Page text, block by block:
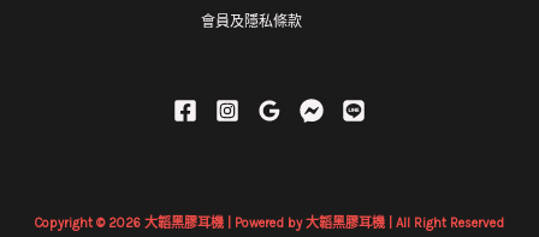
會員及隱私條款
Copyright © 2026 大韜黑膠耳機 | Powered by 大韜黑膠耳機 | All Right Reserved